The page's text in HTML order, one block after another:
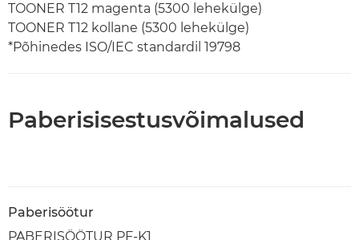
TOONER T12 magenta (5300 lehekülge)
TOONER T12 kollane (5300 lehekülge)
*Põhinedes ISO/IEC standardil 19798
Paberisisestusvõimalused
Paberisöötur
PABERISÖÖTUR PF-K1